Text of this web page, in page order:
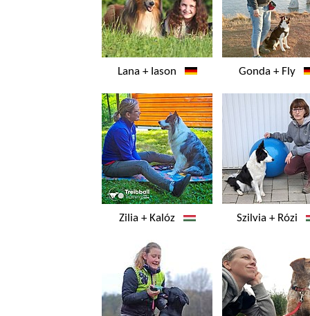
Lana + Iason Gonda + Fly
Zilia + Kalóz Szilvia + Rózi